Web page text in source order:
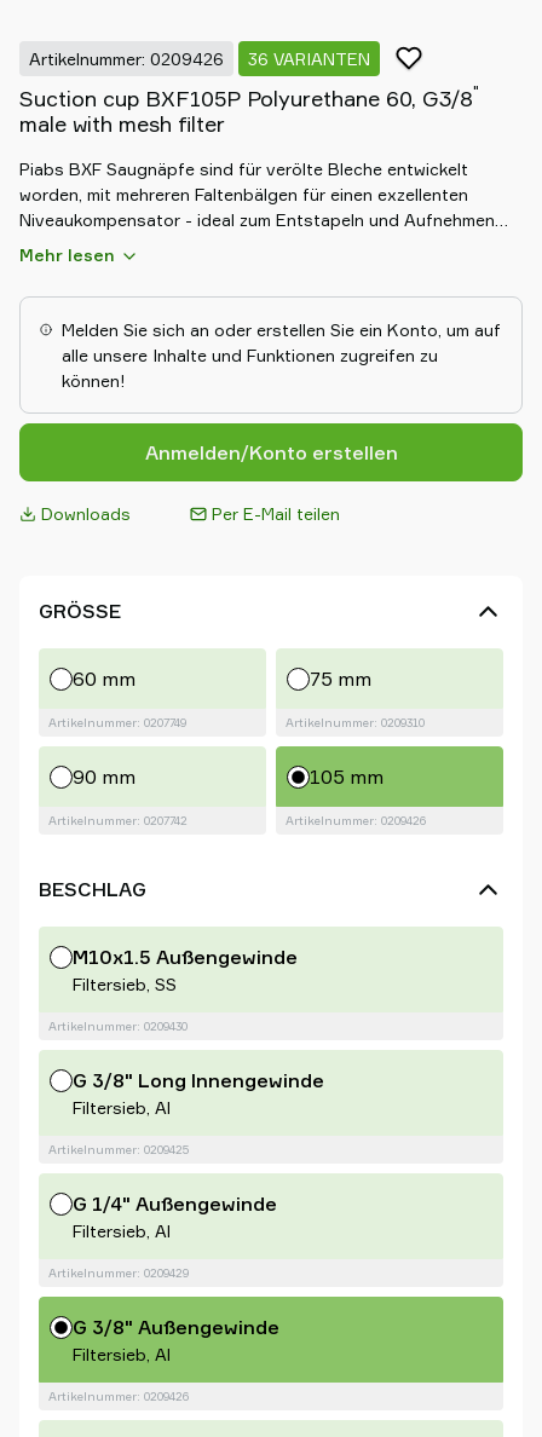
Artikelnummer: 0209426 36 VARIANTEN
Suction cup BXF105P Polyurethane 60, G3/8"
male with mesh filter
Piabs BXF Saugnäpfe sind für verölte Bleche entwickelt
worden, mit mehreren Faltenbälgen für einen exzellenten
Niveaukompensator - ideal zum Entstapeln und Aufnehmen
von Karosserieteilen. Die extra langen Faltenbälge benötigen
weggedrückt werden. Ihr einzigartiges Reibungsmuster bietet
eine 3-5-mal höhere Scherkraft als herkömmliche Sauggreifer
und eignet sich daher perfekt für ölige oder trockene Bleche.
Hergestellt aus DURAFLEX®, kombinieren sie gummiähnliche
Leistung.
Mehr lesen
Melden Sie sich an oder erstellen Sie ein Konto, um auf
alle unsere Inhalte und Funktionen zugreifen zu
können!
Anmelden/Konto erstellen
Downloads Per E-Mail teilen
GRÖSSE
60 mm
Artikelnummer: 0207749
75 mm
Artikelnummer: 0209310
90 mm
Artikelnummer: 0207742
105 mm
Artikelnummer: 0209426
BESCHLAG
M10x1.5 Außengewinde
Filtersieb, SS
Artikelnummer: 0209430
G 3/8" Long Innengewinde
Filtersieb, Al
Artikelnummer: 0209425
G 1/4" Außengewinde
Filtersieb, Al
Artikelnummer: 0209429
G 3/8" Außengewinde
Filtersieb, Al
Artikelnummer: 0209426